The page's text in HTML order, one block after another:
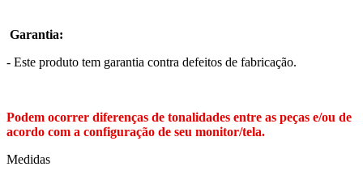
Garantia:
- Este produto tem garantia contra defeitos de fabricação.
Podem ocorrer diferenças de tonalidades entre as peças e/ou de
acordo com a configuração de seu monitor/tela.
Medidas